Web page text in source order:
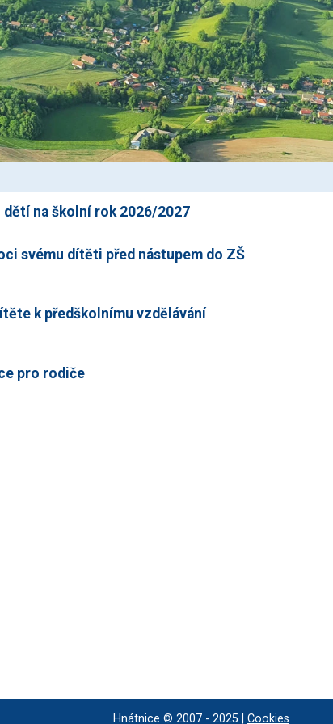
dětí na školní rok 2026/2027
svému dítěti před nástupem do ZŠ
k předškolnímu vzdělávání
pro rodiče
Hnátnice © 2007 - 2025 | Cookies